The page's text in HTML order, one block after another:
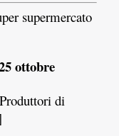
ottobre
di